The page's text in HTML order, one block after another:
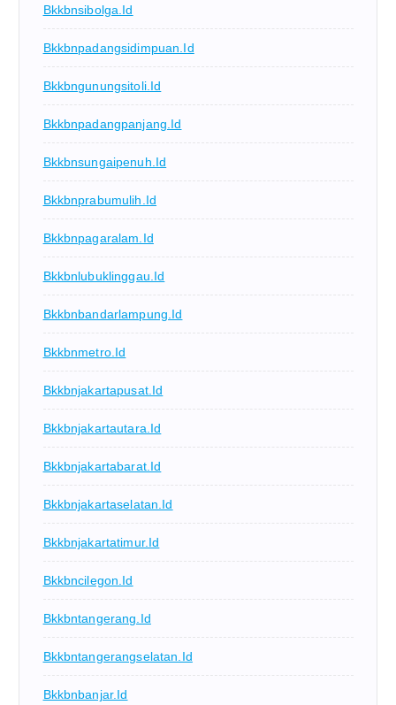
Bkkbnsibolga.id
Bkkbnpadangsidimpuan.id
Bkkbngunungsitoli.id
Bkkbnpadangpanjang.id
Bkkbnsungaipenuh.id
Bkkbnprabumulih.id
Bkkbnpagaralam.id
Bkkbnlubuklinggau.id
Bkkbnbandarlampung.id
Bkkbnmetro.id
Bkkbnjakartapusat.id
Bkkbnjakartautara.id
Bkkbnjakartabarat.id
Bkkbnjakartaselatan.id
Bkkbnjakartatimur.id
Bkkbncilegon.id
Bkkbntangerang.id
Bkkbntangerangselatan.id
Bkkbnbanjar.id